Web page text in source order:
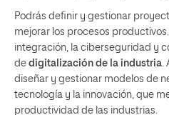
Podrás definir y gestionar
mejorar los procesos
integración, la ciberseguridad y
de digitalización de la industria.
diseñar y gestionar modelos de
tecnología y la innovación, que
productividad de las industrias.